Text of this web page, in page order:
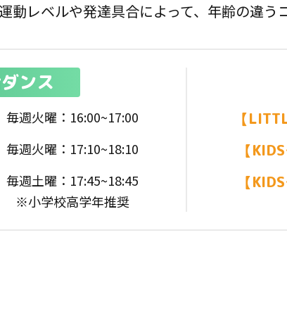
動レベルや発達具合によって、 年齢の違う
ンス
毎週火曜：16:00~17:00
毎週火曜：17:10~18:10
毎週土曜：17:45~18:45
※小学校高学年推奨
【
【
【